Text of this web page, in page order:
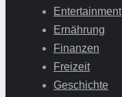
Entertainment
Ernährung
Finanzen
Freizeit
Geschichte